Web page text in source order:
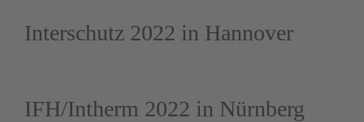
Interschutz 2022 in Hannover
IFH/Intherm 2022 in Nürnberg